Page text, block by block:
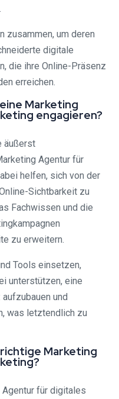
zusammen, um deren
digitale
die ihre Online-Präsenz
erreichen.
Marketing
engagieren?
äußerst
Agentur für
helfen, sich von der
Sichtbarkeit zu
Fachwissen und die
zu erweitern.
Tools einsetzen,
unterstützen, eine
und
was letztendlich zu
Marketing
für digitales